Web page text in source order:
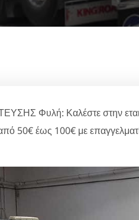
Φυλή: Καλέστε στην
50€ έως 100€ με